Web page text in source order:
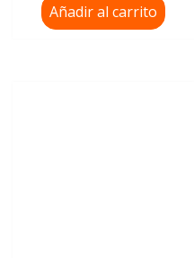
Añadir al carrito